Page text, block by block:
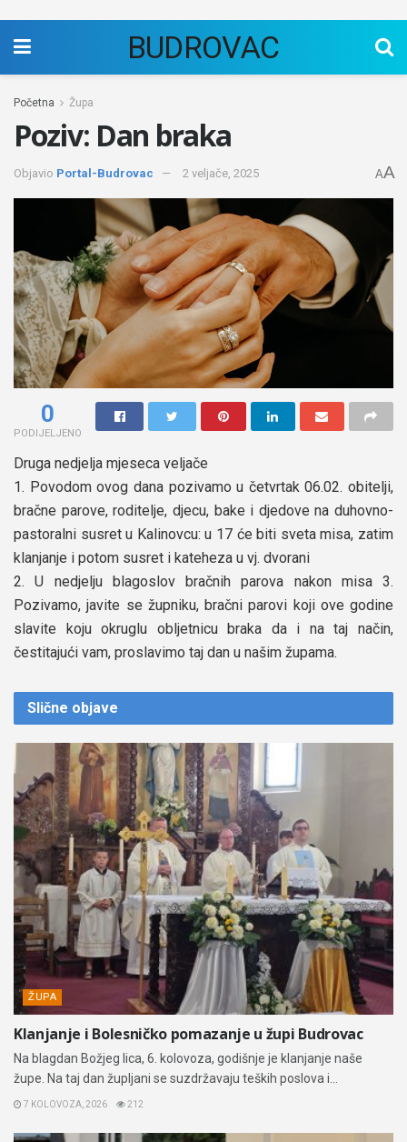
BUDROVAC
Početna Župa
Poziv: Dan braka
Objavio Portal-Budrovac 2 veljače, 2025 AA
0
PODIJELJENO
Druga nedjelja mjeseca veljače
1. Povodom ovog dana pozivamo u četvrtak 06.02. obitelji,
bračne parove, roditelje, djecu, bake i djedove na duhovno-
pastoralni susret u Kalinovcu: u 17 će biti sveta misa, zatim
klanjanje i potom susret i kateheza u vj. dvorani
2. U nedjelju blagoslov bračnih parova nakon misa 3.
Pozivamo, javite se župniku, bračni parovi koji ove godine
slavite koju okruglu obljetnicu braka da i na taj način,
čestitajući vam, proslavimo taj dan u našim župama.
Slične objave
ŽUPA
Klanjanje i Bolesničko pomazanje u župi Budrovac
Na blagdan Božjeg lica, 6. kolovoza, godišnje je klanjanje naše
župe. Na taj dan župljani se suzdržavaju teških poslova i...
7 KOLOVOZA, 2026 212